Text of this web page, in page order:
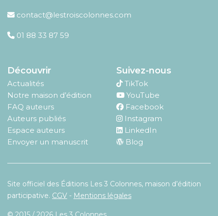
contact@lestroiscolonnes.com
01 88 33 87 59
Découvrir
Actualités
Notre maison d’édition
FAQ auteurs
Auteurs publiés
Espace auteurs
Envoyer un manuscrit
Suivez-nous
TikTok
YouTube
Facebook
Instagram
LinkedIn
Blog
Site officiel des Éditions Les 3 Colonnes, maison d’édition
participative. CGV - Mentions légales